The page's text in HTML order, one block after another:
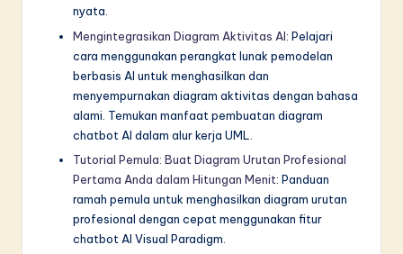
nyata.
Mengintegrasikan Diagram Aktivitas AI: Pelajari
cara menggunakan perangkat lunak pemodelan
berbasis AI untuk menghasilkan dan
menyempurnakan diagram aktivitas dengan bahasa
alami. Temukan manfaat pembuatan diagram
chatbot AI dalam alur kerja UML.
Tutorial Pemula: Buat Diagram Urutan Profesional
Pertama Anda dalam Hitungan Menit: Panduan
ramah pemula untuk menghasilkan diagram urutan
profesional dengan cepat menggunakan fitur
chatbot AI Visual Paradigm.